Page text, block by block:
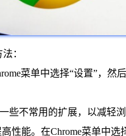
：
菜单中选择“设置”，然
些不常用的扩展，以减轻浏
性能。在Chrome菜单中